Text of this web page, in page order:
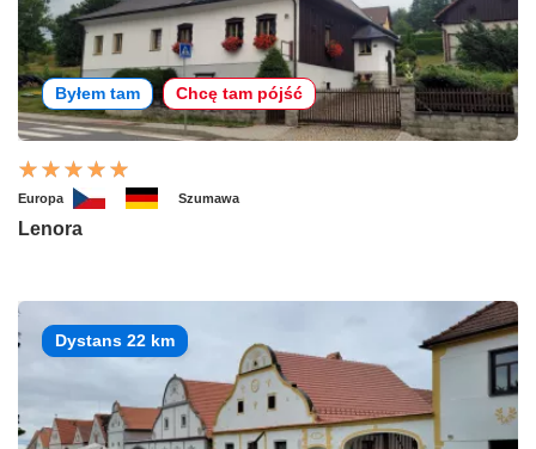
Byłem tam Chcę tam pójść
Europa Szumawa
Lenora
Dystans 22 km